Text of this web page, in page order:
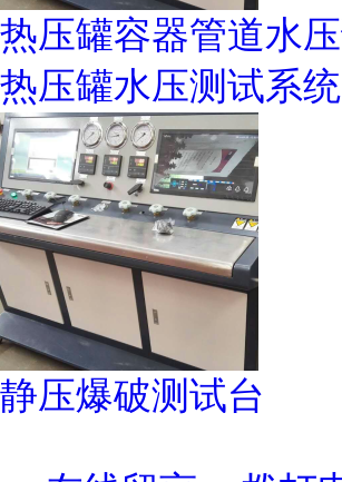
热压罐容器管道水
热压罐水压测试系统
静压爆破测试台